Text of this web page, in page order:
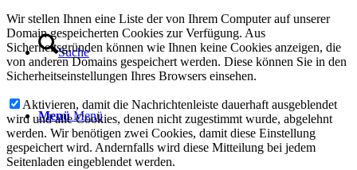
Suche
Menü Menü
Wir stellen Ihnen eine Liste der von Ihrem Computer auf unserer
Domain gespeicherten Cookies zur Verfügung. Aus
Sicherheitsgründen können wie Ihnen keine Cookies anzeigen, die
von anderen Domains gespeichert werden. Diese können Sie in den
Sicherheitseinstellungen Ihres Browsers einsehen.
Aktivieren, damit die Nachrichtenleiste dauerhaft ausgeblendet
wird und alle Cookies, denen nicht zugestimmt wurde, abgelehnt
werden. Wir benötigen zwei Cookies, damit diese Einstellung
gespeichert wird. Andernfalls wird diese Mitteilung bei jedem
Seitenladen eingeblendet werden.